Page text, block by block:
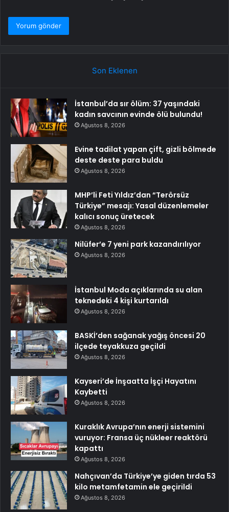
Son Eklenen
İstanbul’da sır ölüm: 37 yaşındaki
kadın savcının evinde ölü bulundu!
Ağustos 8, 2026
Evine tadilat yapan çift, gizli bölmede
deste deste para buldu
Ağustos 8, 2026
MHP’li Feti Yıldız’dan “Terörsüz
Türkiye” mesajı: Yasal düzenlemeler
kalıcı sonuç üretecek
Ağustos 8, 2026
Nilüfer’e 7 yeni park kazandırılıyor
Ağustos 8, 2026
İstanbul Moda açıklarında su alan
teknedeki 4 kişi kurtarıldı
Ağustos 8, 2026
BASKİ’den sağanak yağış öncesi 20
ilçede teyakkuza geçildi
Ağustos 8, 2026
Kayseri’de İnşaatta İşçi Hayatını
Kaybetti
Ağustos 8, 2026
Kuraklık Avrupa’nın enerji sistemini
vuruyor: Fransa üç nükleer reaktörü
kapattı
Ağustos 8, 2026
Nahçıvan’da Türkiye’ye giden tırda 53
kilo metamfetamin ele geçirildi
Ağustos 8, 2026